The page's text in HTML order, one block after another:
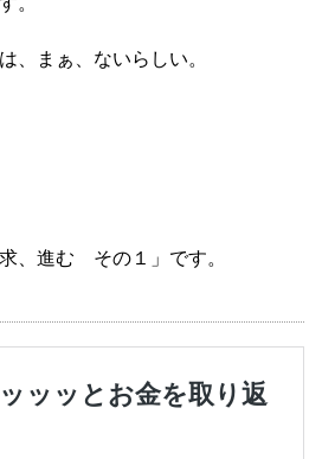
、まぁ、ないらしい。
、進む その１」です。